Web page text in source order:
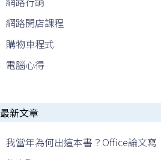
網路開店課程
購物車程式
電腦心得
最新文章
我當年為何出這本書？Office論文寫